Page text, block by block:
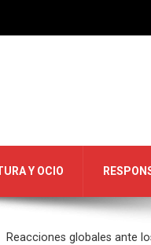
Y OCIO
Reacciones globales ante